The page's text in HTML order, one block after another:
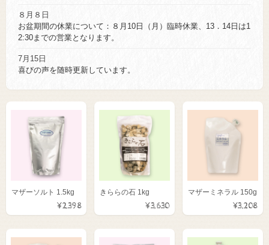
８月８日
お盆期間の休業について：８月10日（月）臨時休業、13．14日は1
2:30までの営業となります。
7月15日
喜びの声を随時更新しています。
マザーソルト 1.5kg
¥2,398
きららの石 1kg
¥3,630
マザーミネラル 150g
¥3,208